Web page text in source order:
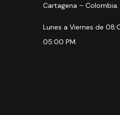
Cartagena – Colombia.
Lunes a Viernes de
05:00 PM.